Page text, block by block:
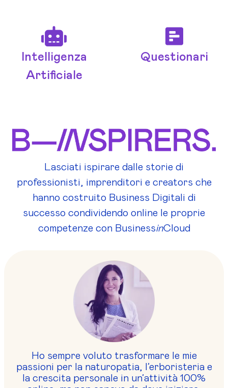
Intelligenza
Artificiale
Questionari
Lasciati ispirare dalle storie di
professionisti, imprenditori e creators che
hanno costruito Business Digitali di
successo condividendo online le proprie
competenze con BusinessinCloud
Ho sempre voluto trasformare le mie
passioni per la naturopatia, l’erboristeria e
la crescita personale in un’attività 100%